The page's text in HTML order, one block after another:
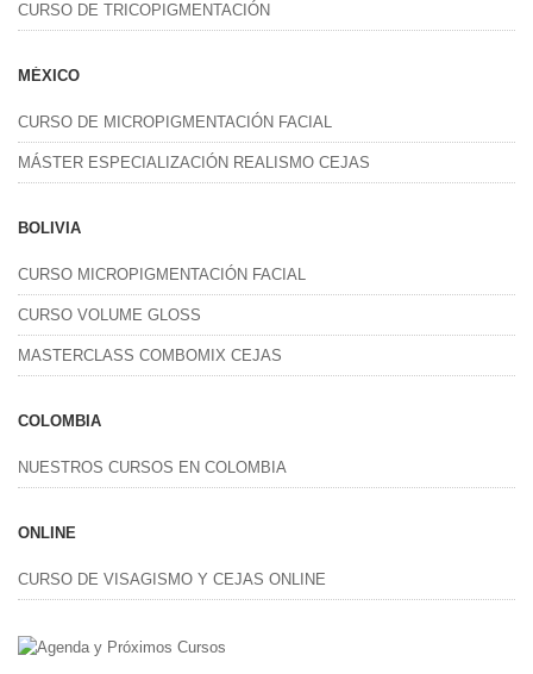
CURSO DE TRICOPIGMENTACIÓN
MÉXICO
CURSO DE MICROPIGMENTACIÓN FACIAL
MÁSTER ESPECIALIZACIÓN REALISMO CEJAS
BOLIVIA
CURSO MICROPIGMENTACIÓN FACIAL
CURSO VOLUME GLOSS
MASTERCLASS COMBOMIX CEJAS
COLOMBIA
NUESTROS CURSOS EN COLOMBIA
ONLINE
CURSO DE VISAGISMO Y CEJAS ONLINE